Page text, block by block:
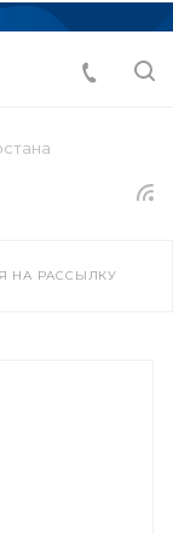
НА РАССЫЛКУ